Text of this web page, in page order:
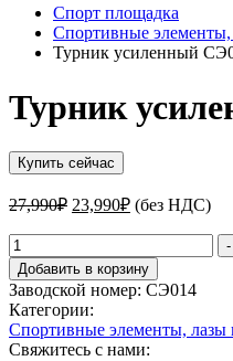
Спорт площадка
Спортивные
Турник усиленный
Турник
Купить сейчас
27,990₽ Первоначальная
составляла
27,990₽.
23,990₽Текущая
цена:
(без НДС)
Количество
товара
Турник
усиленный
СЭ014
-
Добавить в корзину
Заводской номер: СЭ014
Категории:
Спортивные элементы, лазы
Свяжитесь с нами: